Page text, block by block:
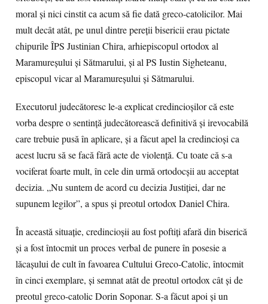
moral şi nici cinstit ca acum să fie dată greco-catolicilor. Mai
mult decât atât, pe unul dintre pereţii bisericii erau pictate
chipurile ÎPS Justinian Chira, arhiepiscopul ortodox al
Maramureşului şi Sătmarului, şi al PS Iustin Sigheteanu,
episcopul vicar al Maramureşului şi Sătmarului.
Executorul judecătoresc le-a explicat credincioşilor că este
vorba despre o sentinţă judecătorească definitivă şi irevocabilă
care trebuie pusă în aplicare, şi a făcut apel la credincioşi ca
acest lucru să se facă fără acte de violenţă. Cu toate că s-a
vociferat foarte mult, în cele din urmă ortodocşii au acceptat
decizia. „Nu suntem de acord cu decizia Justiţiei, dar ne
supunem legilor”, a spus şi preotul ortodox Daniel Chira.
În această situaţie, credincioşii au fost poftiţi afară din biserică
şi a fost întocmit un proces verbal de punere în posesie a
lăcaşului de cult în favoarea Cultului Greco-Catolic, întocmit
în cinci exemplare, şi semnat atât de preotul ortodox cât şi de
preotul greco-catolic Dorin Soponar. S-a făcut apoi şi un